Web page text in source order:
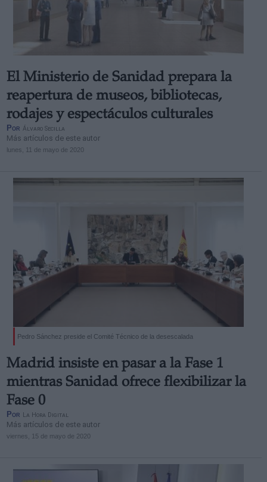
El Ministerio de Sanidad prepara la
reapertura de museos, bibliotecas,
rodajes y espectáculos culturales
Por Álvaro Secilla
Más artículos de este autor
lunes, 11 de mayo de 2020
Pedro Sánchez preside el Comité Técnico de la desescalada
Madrid insiste en pasar a la Fase 1
mientras Sanidad ofrece flexibilizar la
Fase 0
Por La Hora Digital
Más artículos de este autor
viernes, 15 de mayo de 2020